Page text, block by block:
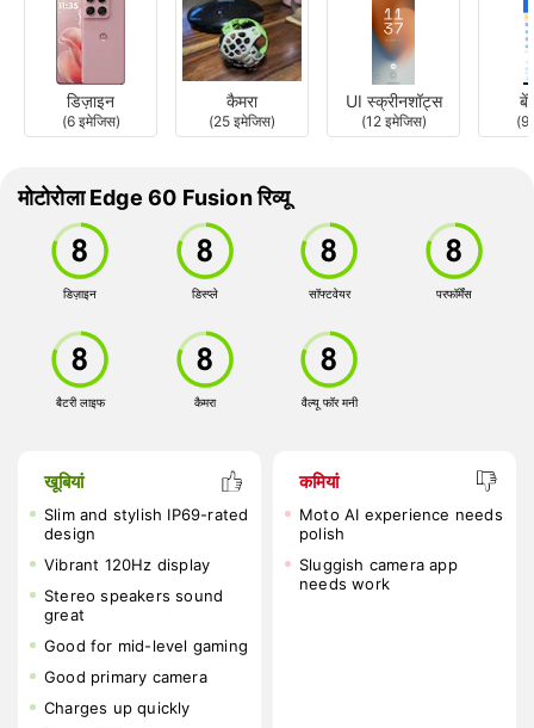
डिज़ाइन
(6 इमेजिस)
कैमरा
(25 इमेजिस)
UI स्क्रीनशॉट्स
(12 इमेजिस) (9
मोटोरोला Edge 60 Fusion रिव्यू
डिज़ाइन डिस्प्ले सॉफ्टवेयर परफॉर्मेंस
बैटरी लाइफ कैमरा वैल्यू फॉर मनी
खूबियां
Slim and stylish IP69-rated
design
Vibrant 120Hz display
Stereo speakers sound
great
Good for mid-level gaming
Good primary camera
Charges up quickly
कमियां
Moto AI experience needs
polish
Sluggish camera app
needs work